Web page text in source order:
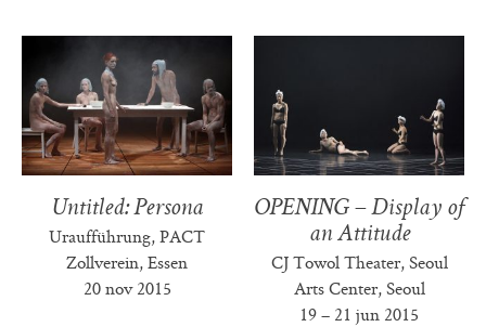
Untitled: Persona
Uraufführung, PACT
Zollverein, Essen
20 nov 2015
OPENING – Display of
an Attitude
CJ Towol Theater, Seoul
Arts Center, Seoul
19 – 21 jun 2015